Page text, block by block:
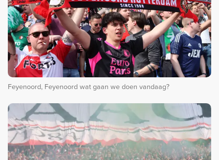
Feyenoord, Feyenoord wat gaan we doen vandaag?